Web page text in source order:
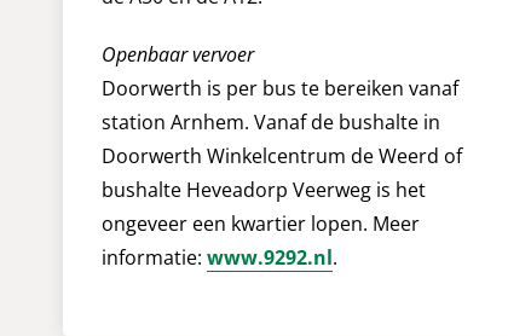
Openbaar vervoer
Doorwerth is per bus te bereiken vanaf
station Arnhem. Vanaf de bushalte in
Doorwerth Winkelcentrum de Weerd of
bushalte Heveadorp Veerweg is het
ongeveer een kwartier lopen. Meer
informatie: www.9292.nl.